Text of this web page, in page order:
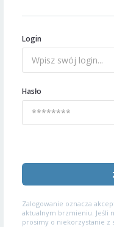
Login
Hasło
Zalogowanie oznacza
aktualnym brzmieniu. Jeśli
prosimy o niekorzystanie z